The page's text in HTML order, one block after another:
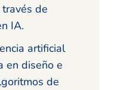
de
IA.
artificial
en diseño e
de